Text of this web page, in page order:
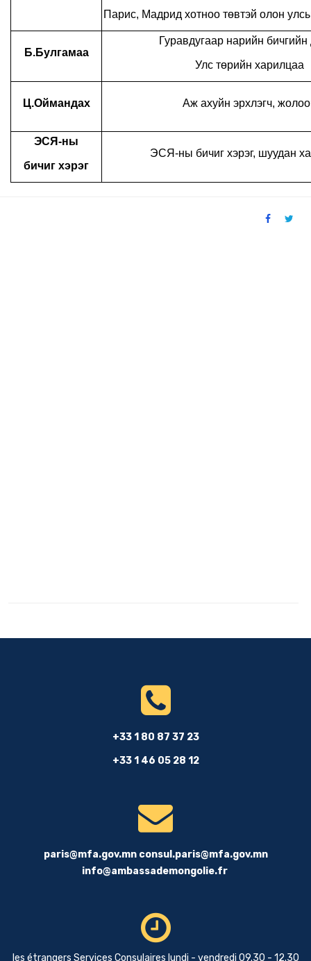
Парис, Мадрид хотноо төвтэй олон
Б.Булгамаа
Гуравдугаар нарийн бичгийн
Улс төрийн харилцаа
Ц.Оймандах Аж ахуйн эрхлэгч,
ЭСЯ-ны
бичиг хэрэг
ЭСЯ-ны бичиг хэрэг, шуудан
+33 1 80 87 37 23
+33 1 46 05 28 12
paris@mfa.gov.mn consul.paris@mfa.gov.mn
info@ambassademongolie.fr
les étrangers Services Consulaires lundi - vendredi 09.30 - 12.30